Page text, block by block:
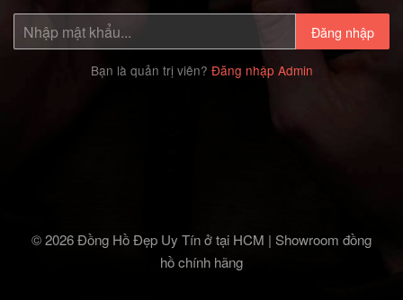
Đăng nhập
Bạn là quản trị viên? Đăng nhập Admin
© 2026 Đồng Hồ Đẹp Uy Tín ở tại HCM | Showroom đồng
hồ chính hãng‎